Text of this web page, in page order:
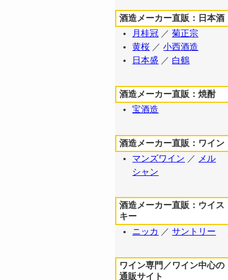
酒造メーカー直販：日本酒
月桂冠 ／菊正宗
黄桜 ／小西酒造
日本盛 ／ 白鶴
酒造メーカー直販：焼酎
宝酒造
酒造メーカー直販：ワイン
マンズワイン ／
メル
シャン
酒造メーカー直販：ウイス
キー
ニッカ ／サントリー
ワイン専門／ワイン中心の
通販サイト